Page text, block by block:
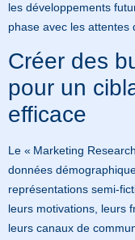
les développements
phase avec les attentes
Créer des
pour un
efficace
Le « Marketing
données
représentations semi-
leurs motivations, leurs
leurs canaux de